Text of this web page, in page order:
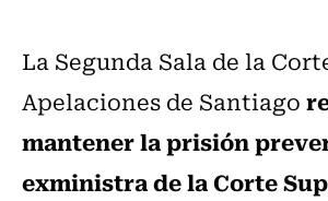
La Segunda Sala de la
Apelaciones de Santiago
mantener la prisión
exministra de la Corte